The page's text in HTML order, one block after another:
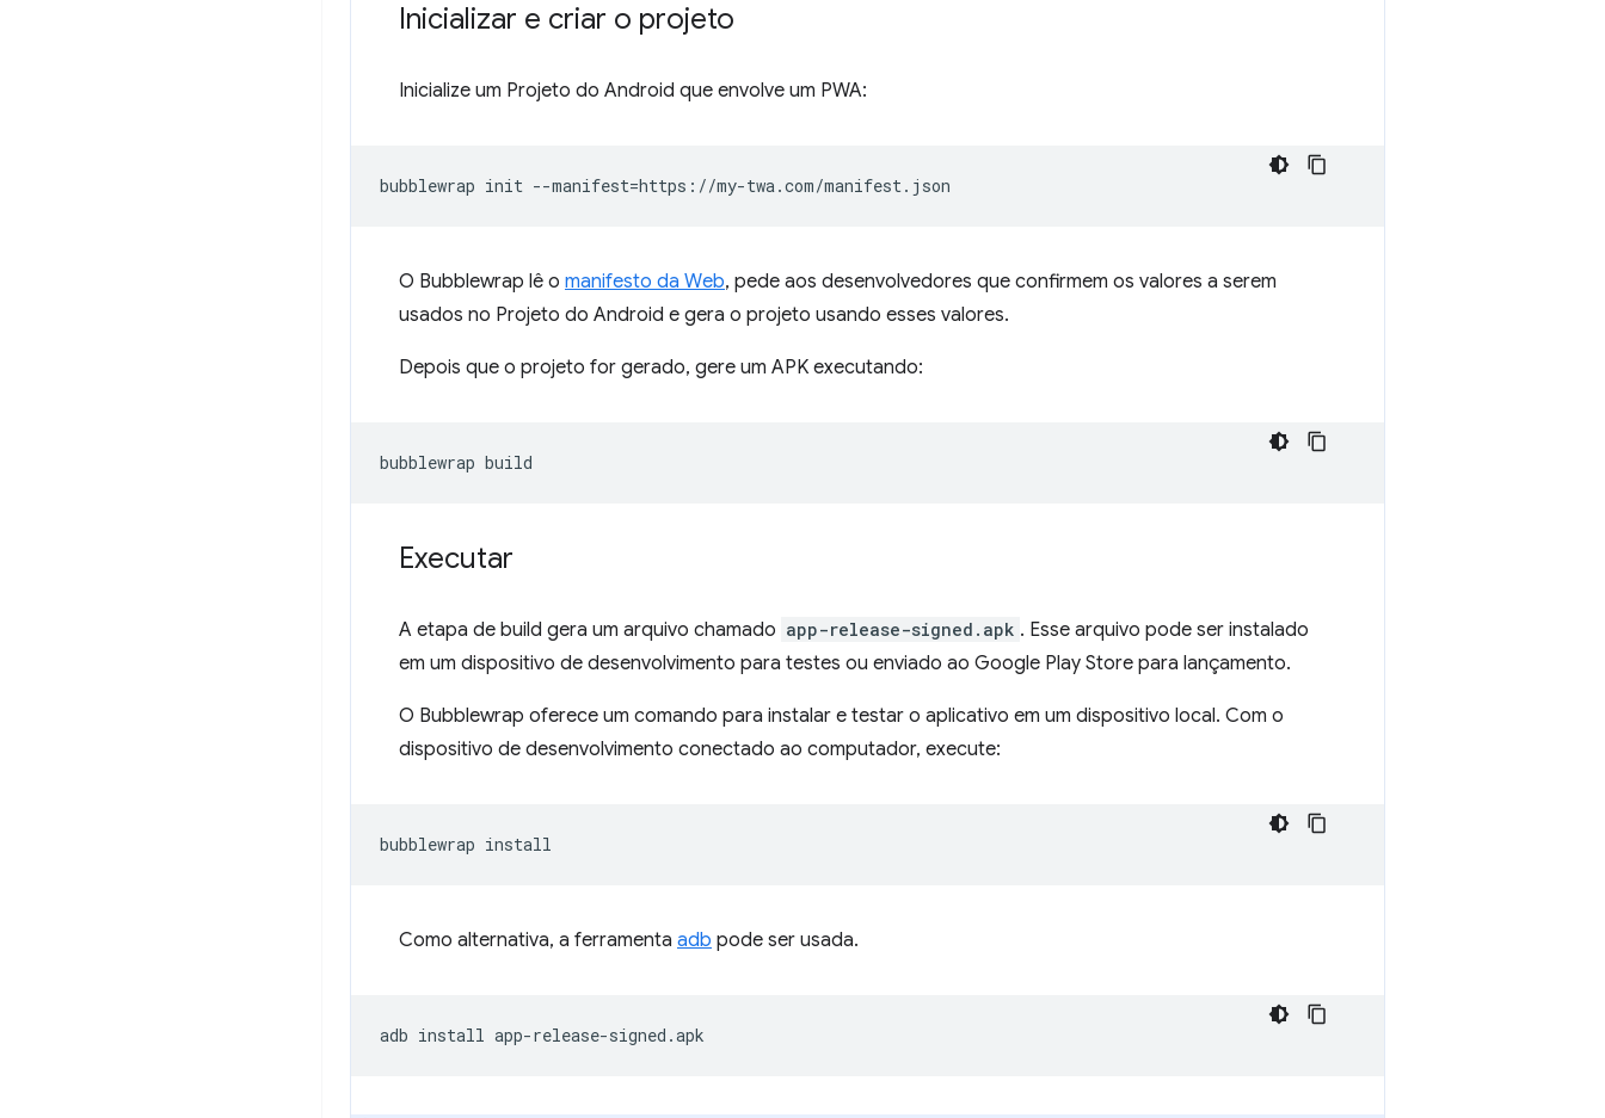
Inicializar e criar o projeto
Inicialize um Projeto do Android que envolve um PWA:
bubblewrap init --manifest=
O Bubblewrap lê o manifesto da Web, pede aos desenvolvedores que confirmem os valores a serem
usados no Projeto do Android e gera o projeto usando esses valores.
Depois que o projeto for gerado, gere um APK executando:
bubblewrap
Executar
A etapa de build gera um arquivo chamado app-release-signed.apk . Esse arquivo pode ser instalado
em um dispositivo de desenvolvimento para testes ou enviado ao Google Play Store para lançamento.
O Bubblewrap oferece um comando para instalar e testar o aplicativo em um dispositivo local. Com o
dispositivo de desenvolvimento conectado ao computador, execute:
bubblewrap
Como alternativa, a ferramenta adb pode ser usada.
adb install